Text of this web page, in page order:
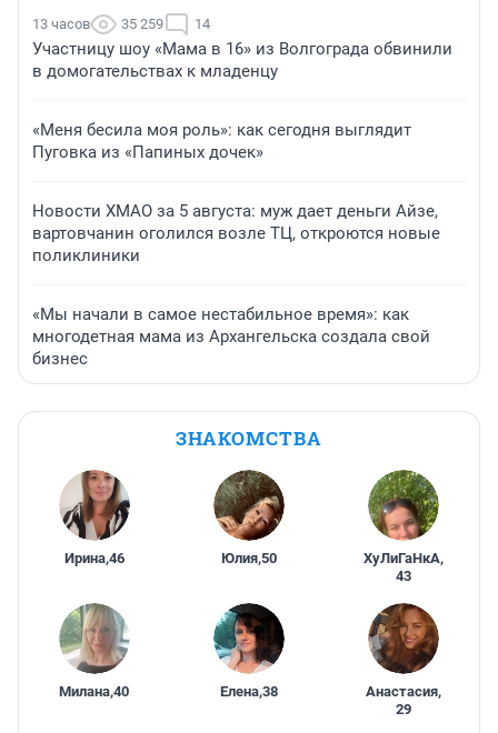
13 часов 35 259 14
Участницу шоу «Мама в 16» из Волгограда обвинили
в домогательствах к младенцу
«Меня бесила моя роль»: как сегодня выглядит
Пуговка из «Папиных дочек»
Новости ХМАО за 5 августа: муж дает деньги Айзе,
вартовчанин оголился возле ТЦ, откроются новые
поликлиники
«Мы начали в самое нестабильное время»: как
многодетная мама из Архангельска создала свой
бизнес
ЗНАКОМСТВА
Ирина,46 Юлия,50 ХуЛиГаНкА,
43
Милана,40 Елена,38 Анастасия,
29